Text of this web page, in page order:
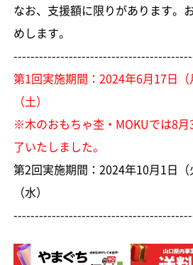
なお、支援額に限りがあります。
めします。
第1回実施期間：2024年6月17日
（土）
※木のおもちゃ杢・MOKUでは8
了いたしました。
第2回実施期間：2024年10月1日
（水）